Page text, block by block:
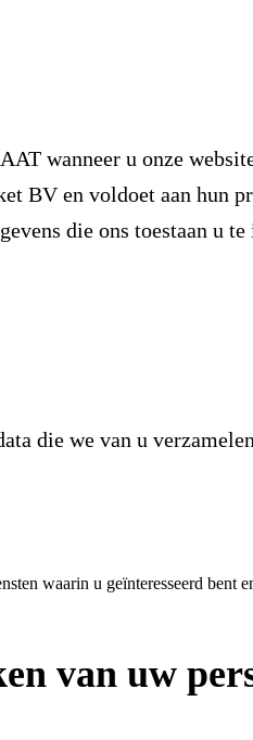
wanneer u onze
BV en voldoet aan hun
die ons toestaan u
die we van u
waarin u geïnteresseerd bent
van uw